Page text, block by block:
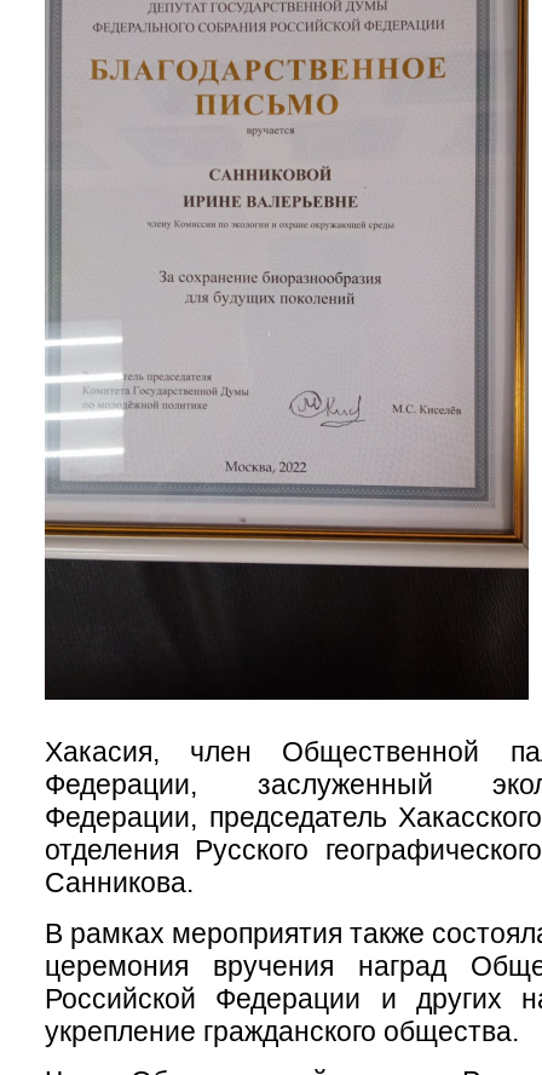
Хакасия, член Общественной
Федерации, заслуженный
Федерации, председатель
отделения Русского
Санникова.
В рамках мероприятия также
церемония вручения наград
Российской Федерации и других
укрепление гражданского общества.